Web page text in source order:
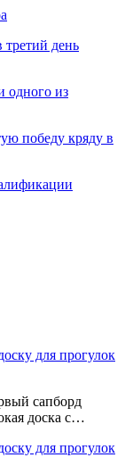
день
одного из
победу кряду в
для прогулок
сапборд
доска с…
для прогулок